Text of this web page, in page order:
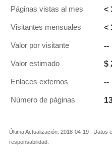
Páginas vistas al mes <
Visitantes mensuales <
Valor por visitante --
Valor estimado $
Enlaces externos --
Número de páginas
Última Actualización: 2018-04-19 . Datos
responsabilidad.